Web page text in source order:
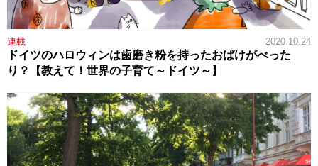
連載 2020.10.24
ドイツのハロウィンは歯磨き粉を持ったおばけがべった
り？【教えて！世界の子育て～ドイツ～】